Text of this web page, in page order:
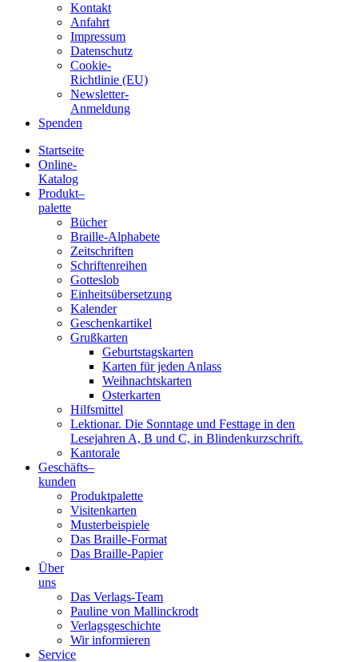
Kontakt
Anfahrt
Impressum
Datenschutz
Cookie-
Richtlinie (EU)
Newsletter-
Anmeldung
Spenden
Blindenschrift-
Verlag
Druckerei
gGmbH
Startseite
Online-
Katalog
Produkt–
palette
Bücher
Braille-Alphabete
Zeitschriften
Schriftenreihen
Gotteslob
Einheitsübersetzung
Kalender
Geschenkartikel
Grußkarten
Geburtstagskarten
Karten für jeden Anlass
Weihnachtskarten
Osterkarten
Hilfsmittel
Lektionar. Die Sonntage und Festtage in den
Lesejahren A, B und C, in Blindenkurzschrift.
Kantorale
Geschäfts­–
kunden
Produktpalette
Visitenkarten
Musterbeispiele
Das Braille-Format
Das Braille-Papier
Über
uns
Das Verlags-Team
Pauline von Mallinckrodt
Verlagsgeschichte
Wir informieren
Service